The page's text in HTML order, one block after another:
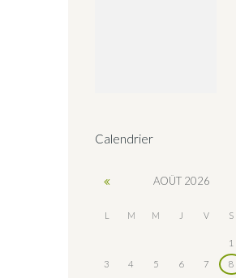
Calendrier
AOÛT 2026
L M M J V S
1
3
4 5 6 7 8